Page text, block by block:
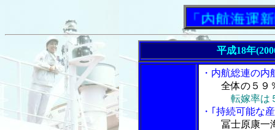
「内航海運新聞」
平成18年
・内航総連の
全体の５９
転嫁率は
・｢持続可能な
冨士原康一